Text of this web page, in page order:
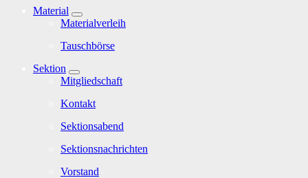
Material
Materialverleih
Tauschbörse
Sektion
Mitgliedschaft
Kontakt
Sektionsabend
Sektionsnachrichten
Vorstand